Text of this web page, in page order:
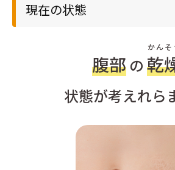
現在の状態
腹部の 乾
かんそ
状態が考えれら